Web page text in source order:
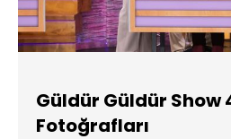
Güldür Güldür Show
Fotoğrafları